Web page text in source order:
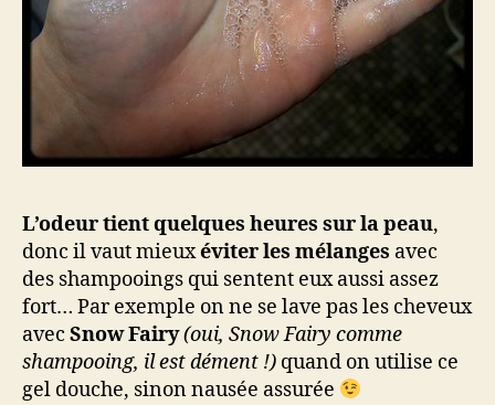
L’odeur tient quelques heures sur la peau,
donc il vaut mieuxéviter les mélanges avec
des shampooings qui sentent eux aussi assez
fort… Par exemple on ne se lave pas les cheveux
avec Snow Fairy(oui, Snow Fairy comme
shampooing, il est dément !) quand on utilise ce
gel douche, sinon nausée assurée